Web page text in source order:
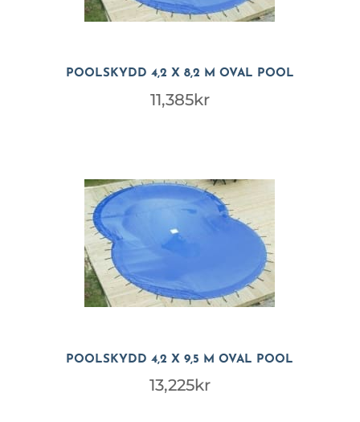
POOLSKYDD 4,2 X 8,2 M OVAL POOL
11,385kr
POOLSKYDD 4,2 X 9,5 M OVAL POOL
13,225kr